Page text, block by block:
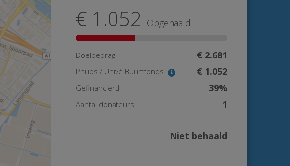
€ 1.052 Opgehaald
Doelbedrag € 2.681
Philips / Univé Buurtfonds € 1.052
Gefinancierd 39%
Aantal donateurs 1
Niet behaald